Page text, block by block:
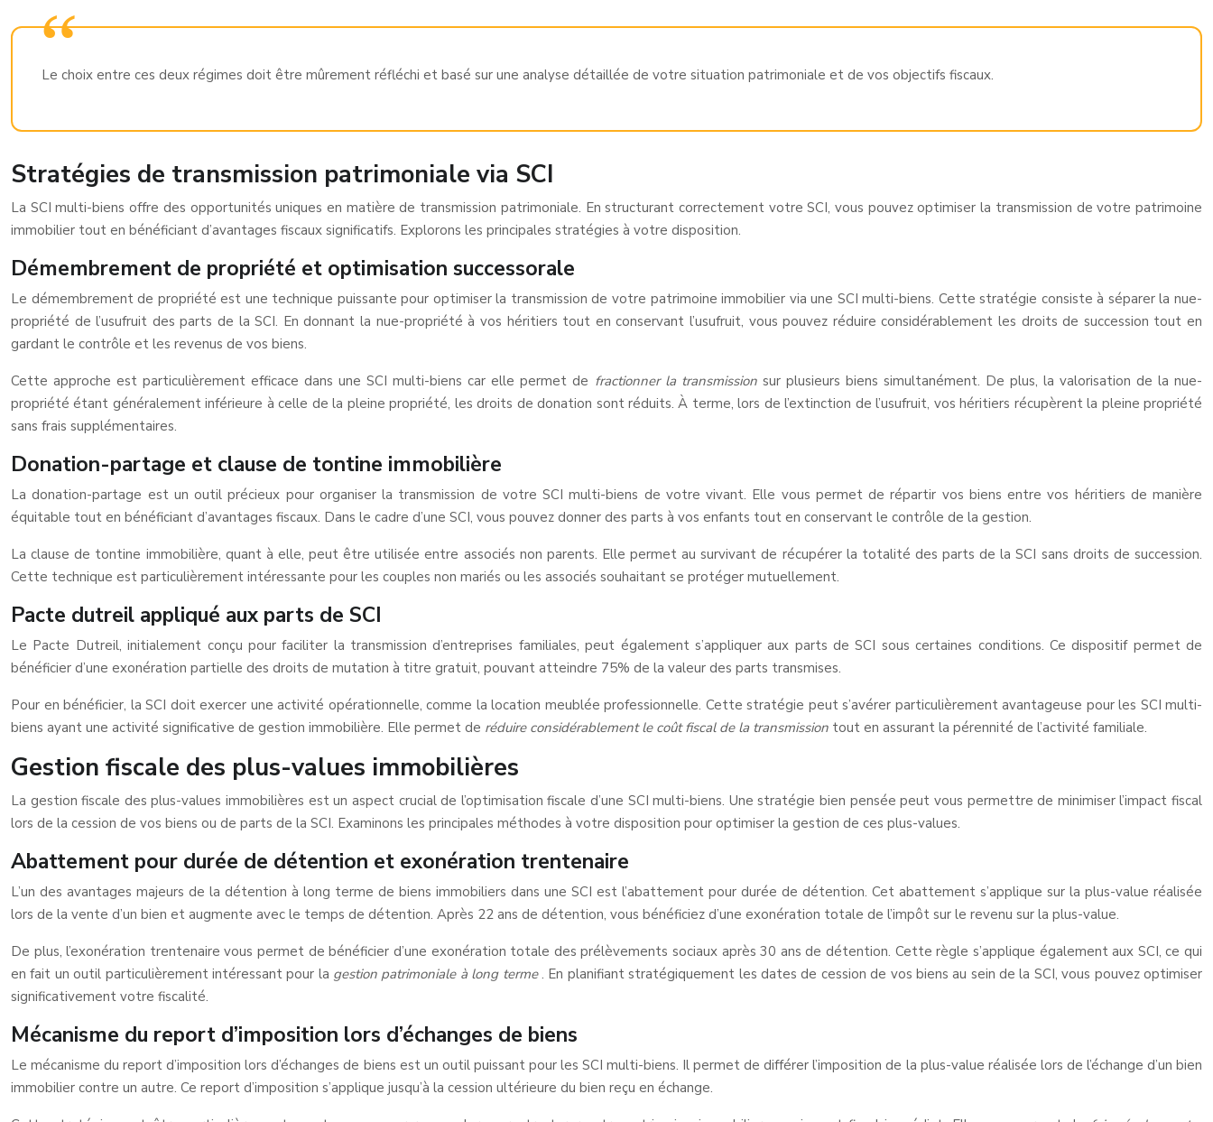
Le choix entre ces deux régimes doit être mûrement réfléchi et basé sur une analyse détaillée de votre situation patrimoniale et de vos objectifs fiscaux.
Stratégies de transmission patrimoniale via SCI
La SCI multi-biens offre des opportunités uniques en matière de transmission patrimoniale. En structurant correctement votre SCI, vous pouvez optimiser la transmission de votre patrimoine
immobilier tout en bénéficiant d’avantages fiscaux significatifs. Explorons les principales stratégies à votre disposition.
Démembrement de propriété et optimisation successorale
Le démembrement de propriété est une technique puissante pour optimiser la transmission de votre patrimoine immobilier via une SCI multi-biens. Cette stratégie consiste à séparer la nue-
propriété de l’usufruit des parts de la SCI. En donnant la nue-propriété à vos héritiers tout en conservant l’usufruit, vous pouvez réduire considérablement les droits de succession tout en
gardant le contrôle et les revenus de vos biens.
Cette approche est particulièrement efficace dans une SCI multi-biens car elle permet de fractionner la transmission sur plusieurs biens simultanément. De plus, la valorisation de la nue-
propriété étant généralement inférieure à celle de la pleine propriété, les droits de donation sont réduits. À terme, lors de l’extinction de l’usufruit, vos héritiers récupèrent la pleine propriété
sans frais supplémentaires.
Donation-partage et clause de tontine immobilière
La donation-partage est un outil précieux pour organiser la transmission de votre SCI multi-biens de votre vivant. Elle vous permet de répartir vos biens entre vos héritiers de manière
équitable tout en bénéficiant d’avantages fiscaux. Dans le cadre d’une SCI, vous pouvez donner des parts à vos enfants tout en conservant le contrôle de la gestion.
La clause de tontine immobilière, quant à elle, peut être utilisée entre associés non parents. Elle permet au survivant de récupérer la totalité des parts de la SCI sans droits de succession.
Cette technique est particulièrement intéressante pour les couples non mariés ou les associés souhaitant se protéger mutuellement.
Pacte dutreil appliqué aux parts de SCI
Le Pacte Dutreil, initialement conçu pour faciliter la transmission d’entreprises familiales, peut également s’appliquer aux parts de SCI sous certaines conditions. Ce dispositif permet de
bénéficier d’une exonération partielle des droits de mutation à titre gratuit, pouvant atteindre 75% de la valeur des parts transmises.
Pour en bénéficier, la SCI doit exercer une activité opérationnelle, comme la location meublée professionnelle. Cette stratégie peut s’avérer particulièrement avantageuse pour les SCI multi-
biens ayant une activité significative de gestion immobilière. Elle permet de réduire considérablement le coût fiscal de la transmission tout en assurant la pérennité de l’activité familiale.
Gestion fiscale des plus-values immobilières
La gestion fiscale des plus-values immobilières est un aspect crucial de l’optimisation fiscale d’une SCI multi-biens. Une stratégie bien pensée peut vous permettre de minimiser l’impact fiscal
lors de la cession de vos biens ou de parts de la SCI. Examinons les principales méthodes à votre disposition pour optimiser la gestion de ces plus-values.
Abattement pour durée de détention et exonération trentenaire
L’un des avantages majeurs de la détention à long terme de biens immobiliers dans une SCI est l’abattement pour durée de détention. Cet abattement s’applique sur la plus-value réalisée
lors de la vente d’un bien et augmente avec le temps de détention. Après 22 ans de détention, vous bénéficiez d’une exonération totale de l’impôt sur le revenu sur la plus-value.
De plus, l’exonération trentenaire vous permet de bénéficier d’une exonération totale des prélèvements sociaux après 30 ans de détention. Cette règle s’applique également aux SCI, ce qui
en fait un outil particulièrement intéressant pour la gestion patrimoniale à long terme. En planifiant stratégiquement les dates de cession de vos biens au sein de la SCI, vous pouvez optimiser
significativement votre fiscalité.
Mécanisme du report d’imposition lors d’échanges de biens
Le mécanisme du report d’imposition lors d’échanges de biens est un outil puissant pour les SCI multi-biens. Il permet de différer l’imposition de la plus-value réalisée lors de l’échange d’un bien
immobilier contre un autre. Ce report d’imposition s’applique jusqu’à la cession ultérieure du bien reçu en échange.